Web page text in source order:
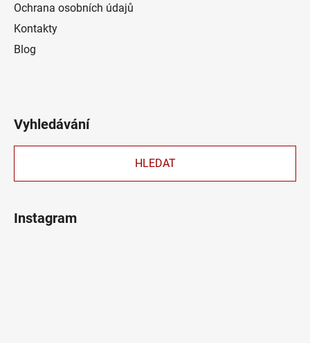
Ochrana osobních údajů
Kontakty
Blog
Vyhledávání
HLEDAT
Instagram